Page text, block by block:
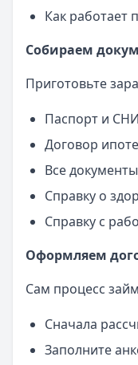
Как работает
Собираем
Приготовьте
Паспорт и
Договор
Все
Справку о
Справку с
Оформляем
Сам процесс
Сначала
Заполните